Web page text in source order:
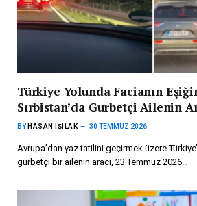
Türkiye Yolunda Facianın
Sırbistan’da Gurbetçi Ailenin
BY HASAN IŞILAK 30 TEMMUZ 2026
Avrupa’dan yaz tatilini geçirmek üzere
gurbetçi bir ailenin aracı, 23 Temmuz 2026…